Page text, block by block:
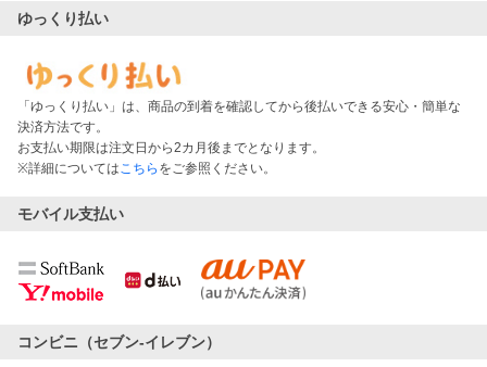
ゆっくり払い
「ゆっくり払い」は、商品の到着を確認してから後払いできる安心・簡単な
決済方法です。
お支払い期限は注文日から2カ月後までとなります。
※詳細については こちら をご参照ください。
モバイル支払い
コンビニ（セブン-イレブン）